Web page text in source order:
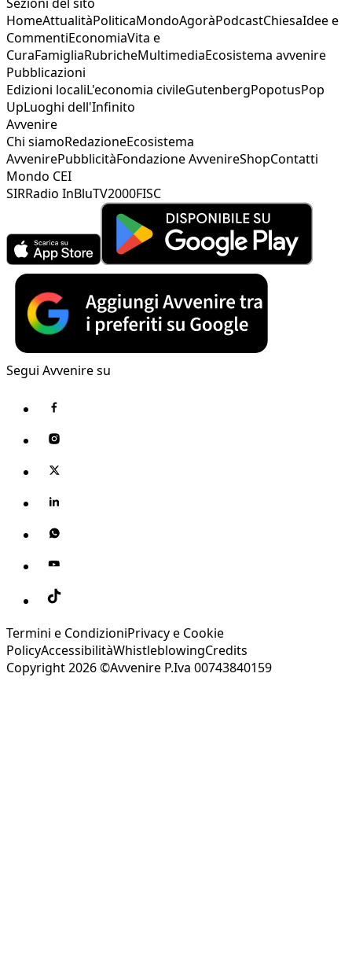
HomeAttualitàPoliticaMondoAgoràPodcastChiesaIdee e
CommentiEconomiaVita e
CuraFamigliaRubricheMultimediaEcosistema avvenire
Pubblicazioni
Edizioni localiL'economia civileGutenbergPopotusPop
UpLuoghi dell'Infinito
Avvenire
Chi siamoRedazioneEcosistema
AvvenirePubblicitàFondazione AvvenireShopContatti
Mondo CEI
SIRRadio InBluTV2000FISC
Segui Avvenire su
Termini e CondizioniPrivacy e Cookie
PolicyAccessibilitàWhistleblowingCredits
Copyright 2026 ©Avvenire P.Iva 00743840159